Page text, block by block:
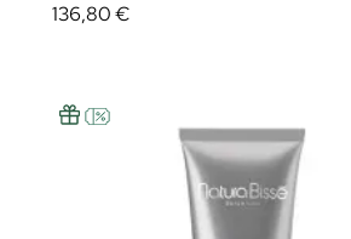
136,80 €